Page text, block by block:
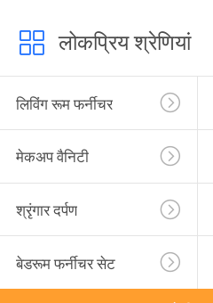
लोकप्रिय श्रेणियां
लिविंग रूम फर्नीचर
मेकअप वैनिटी
श्रृंगार दर्पण
बेडरूम फर्नीचर सेट